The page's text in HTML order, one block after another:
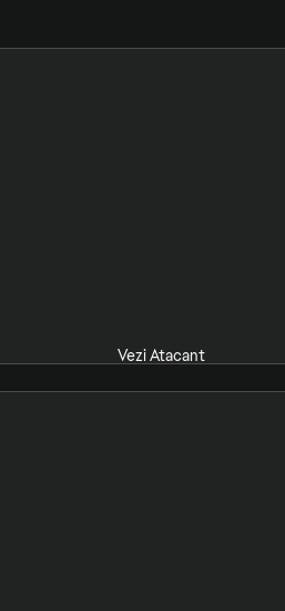
Vezi Atacant